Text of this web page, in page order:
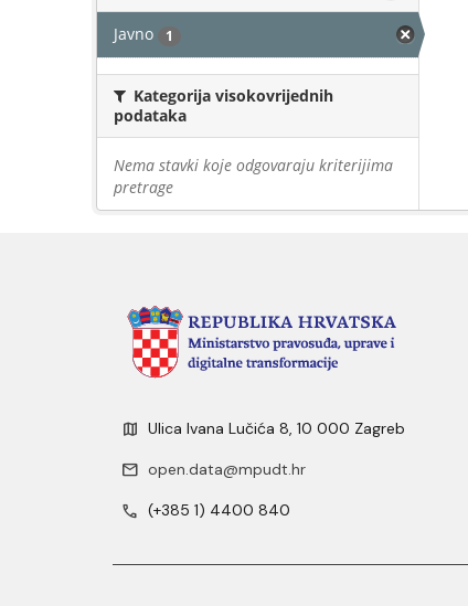
Javno 1
Kategorija visokovrijednih
podataka
Nema stavki koje odgovaraju kriterijima
pretrage